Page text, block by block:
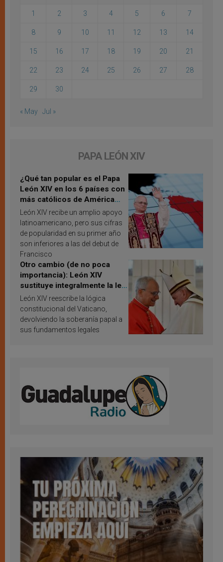
1 2 3 4 5 6 7
8 9 10 11 12 13 14
15 16 17 18 19 20 21
22 23 24 25 26 27 28
29 30
« May Jul »
PAPA LEÓN XIV
¿Qué tan popular es el Papa
León XIV en los 6 países con
más católicos de América
Latina en 2026? Publican
resultados de investigación
León XIV recibe un amplio apoyo
latinoamericano, pero sus cifras
de popularidad en su primer año
son inferiores a las del debut de
Francisco
Otro cambio (de no poca
importancia): León XIV
sustituye integralmente la ley
vaticana de Papa Francisco
León XIV reescribe la lógica
constitucional del Vaticano,
devolviendo la soberanía papal a
sus fundamentos legales